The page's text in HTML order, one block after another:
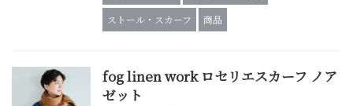
ストール・スカーフ
商品
fog linen work ロセリエスカーフ ノア
ゼット